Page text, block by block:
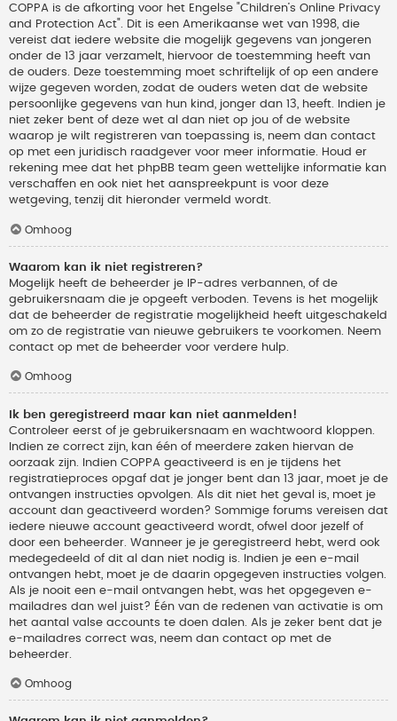
COPPA is de afkorting voor het Engelse "Children’s Online Privacy
and Protection Act". Dit is een Amerikaanse wet van 1998, die
vereist dat iedere website die mogelijk gegevens van jongeren
onder de 13 jaar verzamelt, hiervoor de toestemming heeft van
de ouders. Deze toestemming moet schriftelijk of op een andere
wijze gegeven worden, zodat de ouders weten dat de website
persoonlijke gegevens van hun kind, jonger dan 13, heeft. Indien je
niet zeker bent of deze wet al dan niet op jou of de website
waarop je wilt registreren van toepassing is, neem dan contact
op met een juridisch raadgever voor meer informatie. Houd er
rekening mee dat het phpBB team geen wettelijke informatie kan
verschaffen en ook niet het aanspreekpunt is voor deze
wetgeving, tenzij dit hieronder vermeld wordt.
Omhoog
Waarom kan ik niet registreren?
Mogelijk heeft de beheerder je IP-adres verbannen, of de
gebruikersnaam die je opgeeft verboden. Tevens is het mogelijk
dat de beheerder de registratie mogelijkheid heeft uitgeschakeld
om zo de registratie van nieuwe gebruikers te voorkomen. Neem
contact op met de beheerder voor verdere hulp.
Omhoog
Ik ben geregistreerd maar kan niet aanmelden!
Controleer eerst of je gebruikersnaam en wachtwoord kloppen.
Indien ze correct zijn, kan één of meerdere zaken hiervan de
oorzaak zijn. Indien COPPA geactiveerd is en je tijdens het
registratieproces opgaf dat je jonger bent dan 13 jaar, moet je de
ontvangen instructies opvolgen. Als dit niet het geval is, moet je
account dan geactiveerd worden? Sommige forums vereisen dat
iedere nieuwe account geactiveerd wordt, ofwel door jezelf of
door een beheerder. Wanneer je je geregistreerd hebt, werd ook
medegedeeld of dit al dan niet nodig is. Indien je een e-mail
ontvangen hebt, moet je de daarin opgegeven instructies volgen.
Als je nooit een e-mail ontvangen hebt, was het opgegeven e-
mailadres dan wel juist? Één van de redenen van activatie is om
het aantal valse accounts te doen dalen. Als je zeker bent dat je
e-mailadres correct was, neem dan contact op met de
beheerder.
Omhoog